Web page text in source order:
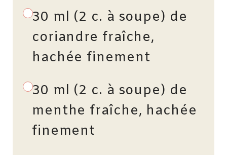
30 ml (2 c. à soupe) de
coriandre fraîche,
hachée finement
30 ml (2 c. à soupe) de
menthe fraîche, hachée
finement